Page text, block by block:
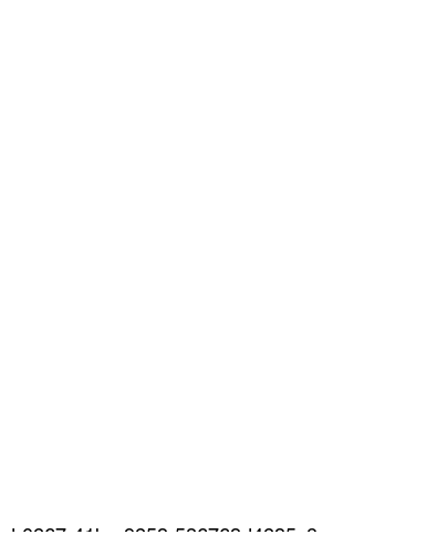
0267-41be-9253-586763d4235c?